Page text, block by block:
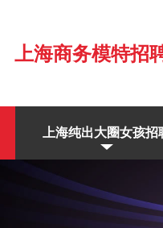
上海商务模特招
上海纯出大圈女孩招